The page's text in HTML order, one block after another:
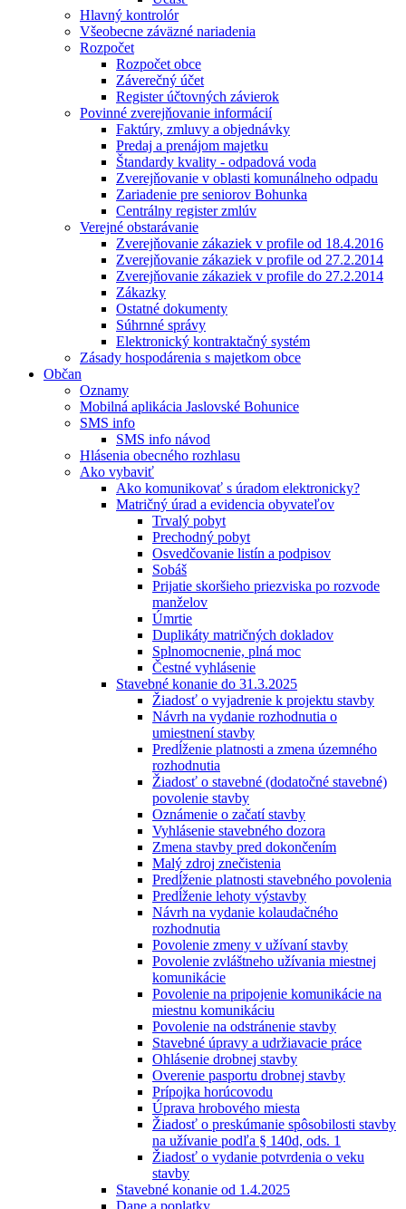
Hlavný kontrolór
Všeobecne záväzné nariadenia
Rozpočet
Rozpočet obce
Záverečný účet
Register účtovných závierok
Povinné zverejňovanie informácií
Faktúry, zmluvy a objednávky
Predaj a prenájom majetku
Štandardy kvality - odpadová voda
Zverejňovanie v oblasti komunálneho odpadu
Zariadenie pre seniorov Bohunka
Centrálny register zmlúv
Verejné obstarávanie
Zverejňovanie zákaziek v profile od 18.4.2016
Zverejňovanie zákaziek v profile od 27.2.2014
Zverejňovanie zákaziek v profile do 27.2.2014
Zákazky
Ostatné dokumenty
Súhrnné správy
Elektronický kontraktačný systém
Zásady hospodárenia s majetkom obce
Občan
Oznamy
Mobilná aplikácia Jaslovské Bohunice
SMS info
SMS info návod
Hlásenia obecného rozhlasu
Ako vybaviť
Ako komunikovať s úradom elektronicky?
Matričný úrad a evidencia obyvateľov
Trvalý pobyt
Prechodný pobyt
Osvedčovanie listín a podpisov
Sobáš
Prijatie skoršieho priezviska po rozvode
manželov
Úmrtie
Duplikáty matričných dokladov
Splnomocnenie, plná moc
Čestné vyhlásenie
Stavebné konanie do 31.3.2025
Žiadosť o vyjadrenie k projektu stavby
Návrh na vydanie rozhodnutia o
umiestnení stavby
Predĺženie platnosti a zmena územného
rozhodnutia
Žiadosť o stavebné (dodatočné stavebné)
povolenie stavby
Oznámenie o začatí stavby
Vyhlásenie stavebného dozora
Zmena stavby pred dokončením
Malý zdroj znečistenia
Predĺženie platnosti stavebného povolenia
Predĺženie lehoty výstavby
Návrh na vydanie kolaudačného
rozhodnutia
Povolenie zmeny v užívaní stavby
Povolenie zvláštneho užívania miestnej
komunikácie
Povolenie na pripojenie komunikácie na
miestnu komunikáciu
Povolenie na odstránenie stavby
Stavebné úpravy a udržiavacie práce
Ohlásenie drobnej stavby
Overenie pasportu drobnej stavby
Prípojka horúcovodu
Úprava hrobového miesta
Žiadosť o preskúmanie spôsobilosti stavby
na užívanie podľa § 140d, ods. 1
Žiadosť o vydanie potvrdenia o veku
stavby
Stavebné konanie od 1.4.2025
Dane a poplatky